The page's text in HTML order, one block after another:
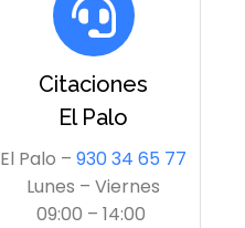
Citaciones
El Palo
El Palo –930 34 65 77
Lunes – Viernes
09:00 – 14:00